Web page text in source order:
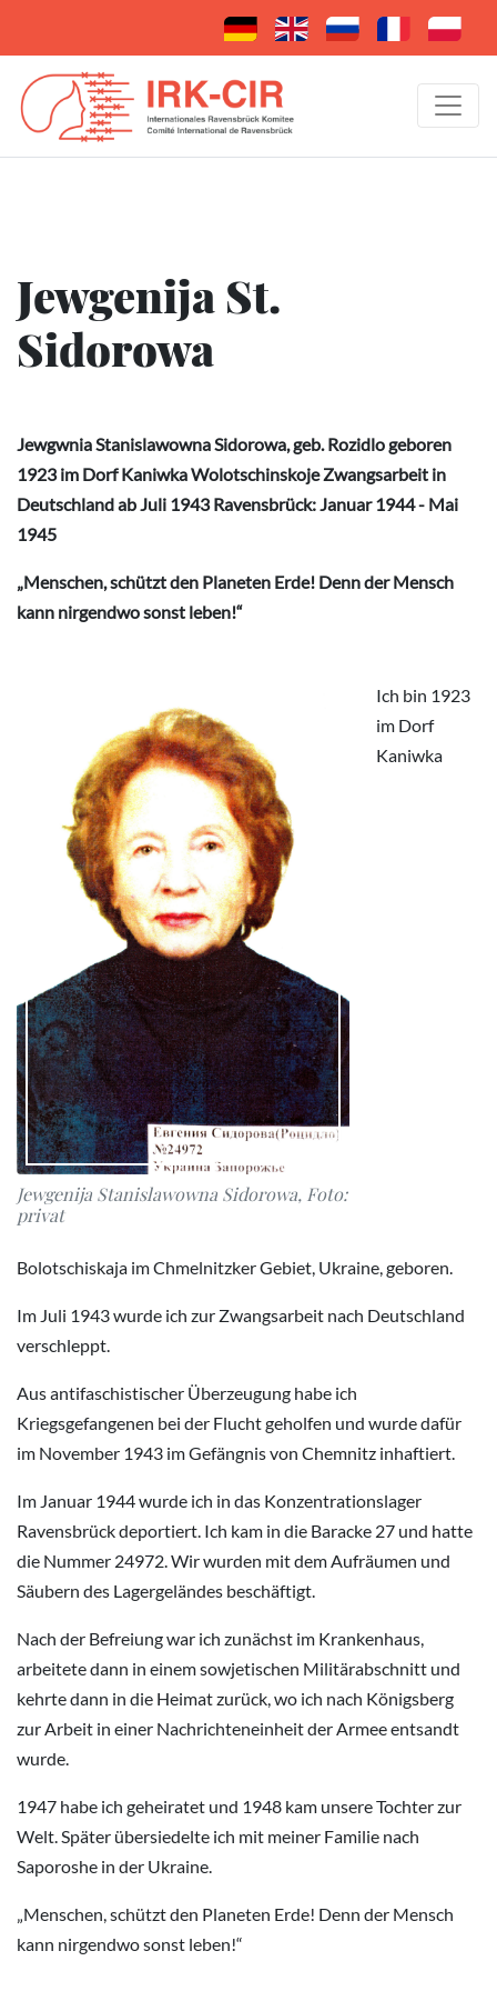
Jewgenija St.
Sidorowa
Jewgwnia Stanislawowna Sidorowa, geb. Rozidlo geboren
1923 im Dorf Kaniwka Wolotschinskoje Zwangsarbeit in
Deutschland ab Juli 1943 Ravensbrück: Januar 1944 - Mai
1945
„Menschen, schützt den Planeten Erde! Denn der Mensch
kann nirgendwo sonst leben!“
Jewgenija Stanislawowna Sidorowa, Foto:
privat
Ich bin 1923
im Dorf
Kaniwka
Bolotschiskaja im Chmelnitzker Gebiet, Ukraine, geboren.
Im Juli 1943 wurde ich zur Zwangsarbeit nach Deutschland
verschleppt.
Aus antifaschistischer Überzeugung habe ich
Kriegsgefangenen bei der Flucht geholfen und wurde dafür
im November 1943 im Gefängnis von Chemnitz inhaftiert.
Im Januar 1944 wurde ich in das Konzentrationslager
Ravensbrück deportiert. Ich kam in die Baracke 27 und hatte
die Nummer 24972. Wir wurden mit dem Aufräumen und
Säubern des Lagergeländes beschäftigt.
Nach der Befreiung war ich zunächst im Krankenhaus,
arbeitete dann in einem sowjetischen Militärabschnitt und
kehrte dann in die Heimat zurück, wo ich nach Königsberg
zur Arbeit in einer Nachrichteneinheit der Armee entsandt
wurde.
1947 habe ich geheiratet und 1948 kam unsere Tochter zur
Welt. Später übersiedelte ich mit meiner Familie nach
Saporoshe in der Ukraine.
„Menschen, schützt den Planeten Erde! Denn der Mensch
kann nirgendwo sonst leben!“